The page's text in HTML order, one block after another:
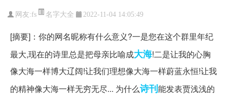
网友:fs 名字大全 2022-11-04 14:05:49
[摘要]：你的网名昵称有什么意义?一是您在这个群里年纪
最大,现在的诗里总是把母亲比喻成大海!二是让我的心胸
像大海一样博大辽阔!让我们理想像大海一样蔚蓝永恒!让我
的精神像大海一样无穷无尽... 为什么诗刊能发表贾浅浅的